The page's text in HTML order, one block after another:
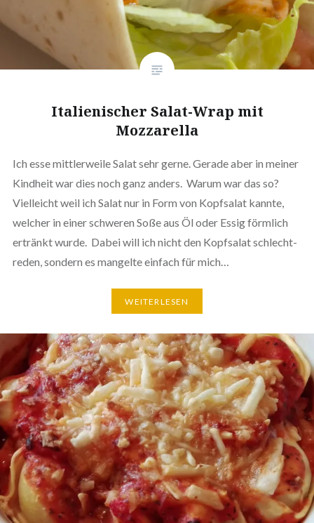
Ita­lie­ni­scher Salat-Wrap mit
Mozzarella
Ich esse mitt­ler­wei­le Salat sehr gerne. Gerade aber in meiner
Kindheit war dies noch ganz anders. Warum war das so?
Viel­leicht weil ich Salat nur in Form von Kopfsalat kannte,
welcher in einer schweren Soße aus Öl oder Essig förmlich
ertränkt wurde. Dabei will ich nicht den Kopfsalat schlecht­
re­den, sondern es mangelte einfach für mich…
WEI­TER­LE­SEN